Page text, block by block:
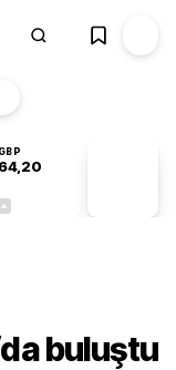
GBP
64,20
buluştu